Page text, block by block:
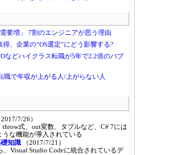
2017/7/26）
式、out変数、タプルなど、C# 7には
な機能が導入されている
知識 （2017/7/21）
Visual Studio Codeに統合されているデ